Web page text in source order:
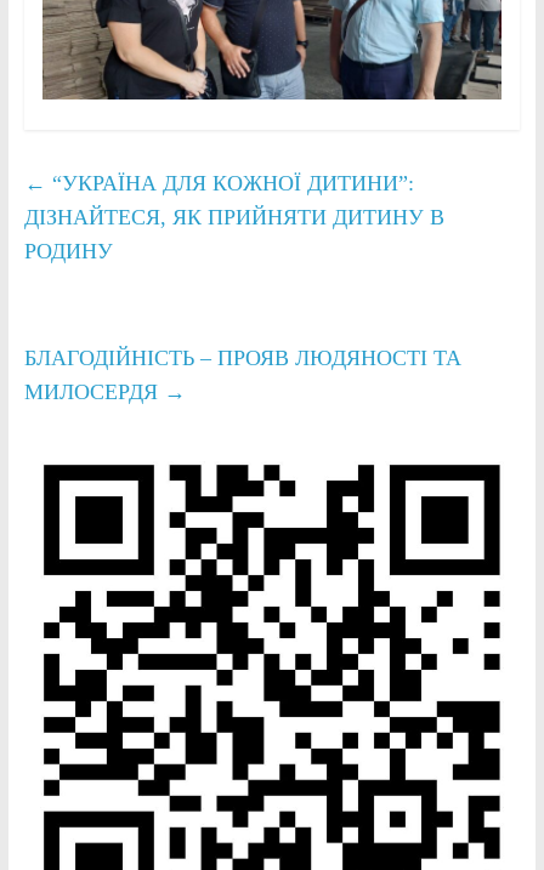
← “УКРАЇНА ДЛЯ КОЖНОЇ ДИТИНИ”:
ДІЗНАЙТЕСЯ, ЯК ПРИЙНЯТИ ДИТИНУ В
РОДИНУ
БЛАГОДІЙНІСТЬ – ПРОЯВ ЛЮДЯНОСТІ ТА
МИЛОСЕРДЯ →